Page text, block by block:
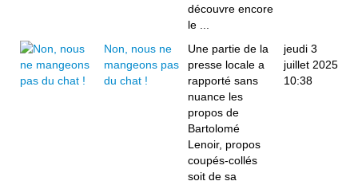
découvre encore
le ...
Non, nous ne
mangeons pas
du chat !
Une partie de la
presse locale a
rapporté sans
nuance les
propos de
Bartolomé
Lenoir, propos
coupés-collés
soit de sa
jeudi 3
juillet 2025
10:38